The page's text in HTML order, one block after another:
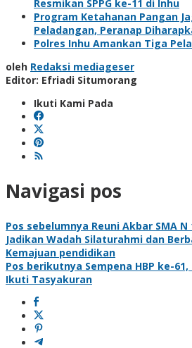
Resmikan SPPG ke-11 di Inhu
Program Ketahanan Pangan
Peladangan, Peranap
Polres Inhu Amankan Tiga
oleh Redaksi mediageser
Editor: Efriadi Situmorang
Ikuti Kami Pada
Navigasi pos
Pos sebelumnya Reuni Akbar SMA
Jadikan Wadah Silaturahmi dan
Kemajuan pendidikan
Pos berikutnya Sempena HBP ke-
Ikuti Tasyakuran